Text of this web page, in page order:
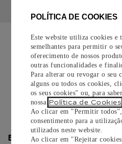
POLÍTICA DE COOKIES
Este website utiliza cookies e
semelhantes para permitir o
oferecimento de nossos
outras funcionalidades e
Para alterar ou revogar o seu
alguns ou todos os cookies,
os seus cookies" ou, para
nossa Política de Cookies
Ao clicar em "Permitir todos",
consentimento para a
utilizados neste website.
Ao clicar em "Rejeitar cookies
Todos os pedidos de nossa
cuidadosamente embrulhados
opção de adicionar um
Saiba mais
ENTREGA/DEVOLUÇÃO